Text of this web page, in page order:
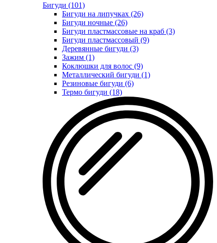
Бигуди (101)
Бигуди на липучках (26)
Бигуди ночные (26)
Бигуди пластмассовые на краб (3)
Бигуди пластмассовый (9)
Деревянные бигуди (3)
Зажим (1)
Коклюшки для волос (9)
Металлический бигуди (1)
Резиновые бигуди (6)
Термо бигуди (18)